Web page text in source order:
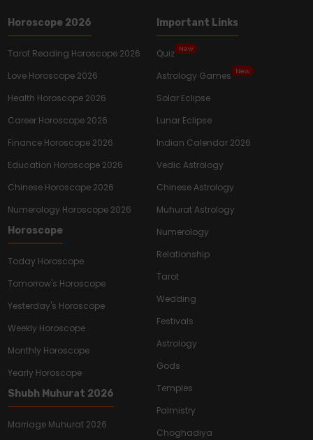
Horoscope 2026
Tarot Reading Horoscope 2026
Love Horoscope 2026
Health Horoscope 2026
Career Horoscope 2026
Finance Horoscope 2026
Education Horoscope 2026
Chinese Horoscope 2026
Numerology Horoscope 2026
Horoscope
Today Horoscope
Tomorrow's Horoscope
Yesterday's Horoscope
Weekly Horoscope
Monthly Horoscope
Yearly Horoscope
Shubh Muhurat 2026
Marriage Muhurat 2026
Important Links
Quiz New
Astrology Games New
Solar Eclipse
Lunar Eclipse
Indian Calendar 2026
Vedic Astrology
Chinese Astrology
Muhurat Astrology
Numerology
Relationship
Tarot
Wedding
Festivals
Astrology
Gods
Temples
Palmistry
Choghadiya